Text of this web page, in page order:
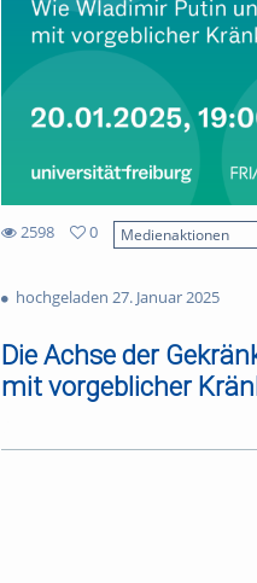
2598
views
0
Medienaktionen
hochgeladen 27. Januar 2025
Die Achse der
mit vorgeblicher
Das Motiv der Kränkung in der
setzen die Kränkung als Mittel der